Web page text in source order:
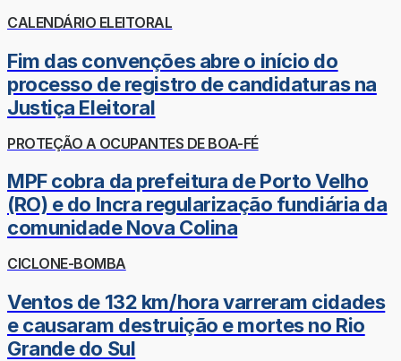
CALENDÁRIO ELEITORAL
Fim das convenções abre o início do
processo de registro de candidaturas na
Justiça Eleitoral
PROTEÇÃO A OCUPANTES DE BOA-FÉ
MPF cobra da prefeitura de Porto Velho
(RO) e do Incra regularização fundiária da
comunidade Nova Colina
CICLONE-BOMBA
Ventos de 132 km/hora varreram cidades
e causaram destruição e mortes no Rio
Grande do Sul